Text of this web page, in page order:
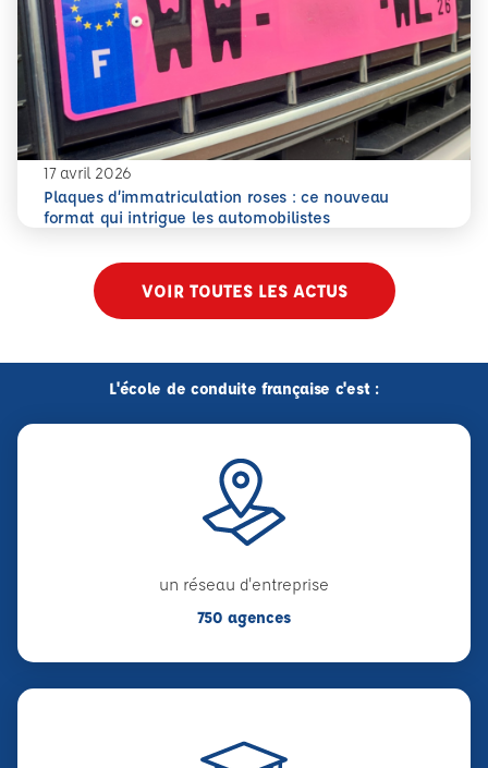
17 avril 2026
Plaques d’immatriculation roses : ce nouveau
format qui intrigue les automobilistes
En savoir plus
Plaques d’immatriculation roses : ce nouveau format
VOIR TOUTES LES ACTUS
L'école de conduite française c'est :
un réseau d'entreprise
750 agences